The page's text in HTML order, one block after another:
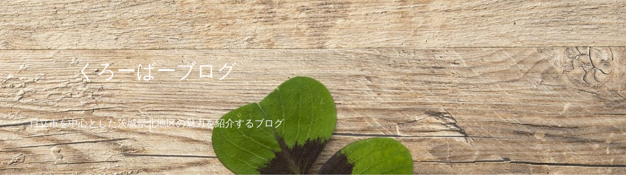
くろーばーブログ
日立市を中心とした茨城県北地区の魅力を紹介するブログ